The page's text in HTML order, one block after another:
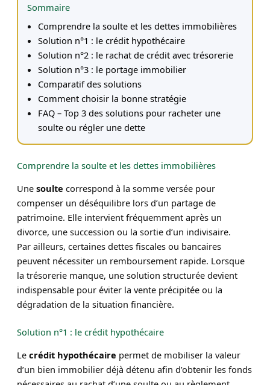
Sommaire
Comprendre la soulte et les dettes immobilières
Solution n°1 : le crédit hypothécaire
Solution n°2 : le rachat de crédit avec trésorerie
Solution n°3 : le portage immobilier
Comparatif des solutions
Comment choisir la bonne stratégie
FAQ – Top 3 des solutions pour racheter une
soulte ou régler une dette
Comprendre la soulte et les dettes immobilières
Unesoulte correspond à la somme versée pour
compenser un déséquilibre lors d’un partage de
patrimoine. Elle intervient fréquemment après un
divorce, une succession ou la sortie d’un indivisaire.
Par ailleurs, certaines dettes fiscales ou bancaires
peuvent nécessiter un remboursement rapide. Lorsque
la trésorerie manque, une solution structurée devient
indispensable pour éviter la vente précipitée ou la
dégradation de la situation financière.
Solution n°1 : le crédit hypothécaire
Lecrédit hypothécaire permet de mobiliser la valeur
d’un bien immobilier déjà détenu afin d’obtenir les fonds